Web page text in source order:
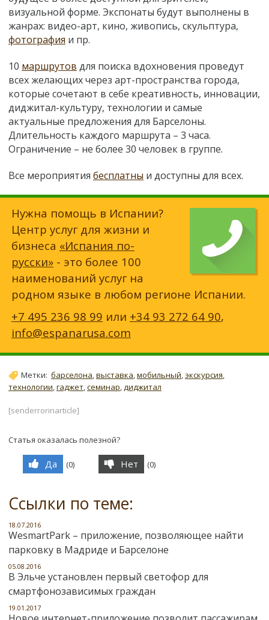
визуальной форме. Экспонаты будут выполнены в
жанрах: видео-арт, кино, живопись, скульптура,
фотография и пр.
10 маршрутов для поиска вдохновения проведут
всех желающих через арт-пространства города,
которые сочетают в себе креативность, инновации,
диджитал-культуру, технологии и самые
актуальные предложения для Барселоны.
Длительность каждого маршрута – 3 часа.
Ограничение – не более 30 человек в группе.
Все мероприятия бесплатны и доступны для всех.
Нужна помощь в Испании?
Центр услуг для жизни и
бизнеса «Испания по-
русски» - это более 100
наименований услуг на
родном языке в любом регионе Испании.
+7 495 236 98 99 или +34 93 272 64 90,
info@espanarusa.com
Метки: барселона,выставка,мобильный, экскурсия,
технологии,гаджет,семинар,диджитал
[senderrorinarticle]
Статья оказалась полезной?
Да (0) Нет (0)
Ссылки по теме:
18.07.2016
WesmartPark – приложение, позволяющее найти
парковку в Мадриде и Барселоне
05.08.2016
В Эльче установлен первый светофор для
смартфонозависимых граждан
19.01.2017